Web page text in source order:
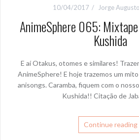
10/04/2017 Jorge Augusto
AnimeSphere 065:
Kushida
E aí Otakus, otomes e similares!
AnimeSphere! E hoje trazemos um
anisongs. Caramba, fiquem com o
Kushida!! Citação de
Continue reading